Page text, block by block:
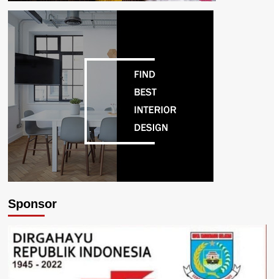
Sponsor